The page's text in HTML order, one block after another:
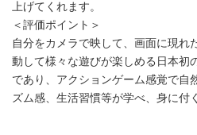
上げてくれます。
＜評価ポイント＞
自分をカメラで映して、画面に現れ
動して様々な遊びが楽しめる日本初
であり、アクションゲーム感覚で自
ズム感、生活習慣等が学べ、身に付